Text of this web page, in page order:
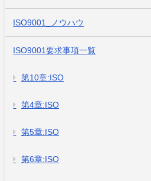
ISO9001_ノウハウ
ISO9001要求事項一覧
第10章:ISO
第4章:ISO
第5章:ISO
第6章:ISO